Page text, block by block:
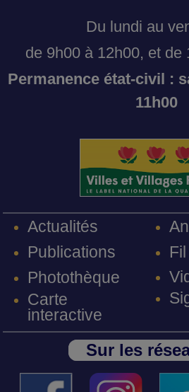
Du lundi au
de 9h00 à 12h00, et de
Permanence état-civil :
11h00
Actualités
Publications
Photothèque
Carte
interactive
Sur les